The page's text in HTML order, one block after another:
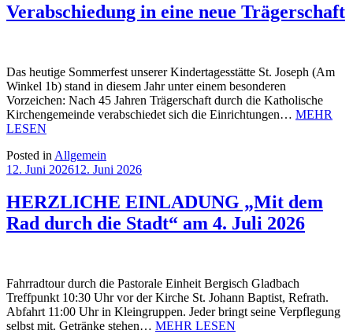
Verabschiedung in eine neue Trägerschaft
Das heutige Sommerfest unserer Kindertagesstätte St. Joseph (Am
Winkel 1b) stand in diesem Jahr unter einem besonderen
Vorzeichen: Nach 45 Jahren Trägerschaft durch die Katholische
Kirchengemeinde verabschiedet sich die Einrichtungen… MEHR
LESEN
Posted in Allgemein
12. Juni 202612. Juni 2026
HERZLICHE EINLADUNG „Mit dem
Rad durch die Stadt“ am 4. Juli 2026
Fahrradtour durch die Pastorale Einheit Bergisch Gladbach
Treffpunkt 10:30 Uhr vor der Kirche St. Johann Baptist, Refrath.
Abfahrt 11:00 Uhr in Kleingruppen. Jeder bringt seine Verpflegung
selbst mit. Getränke stehen… MEHR LESEN